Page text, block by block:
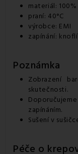
materiál:
praní: 40°C
výrobce: EMI
zapínání:
Poznámka
Zobrazení
skutečnosti.
zapínáním.
Sušení v
Péče o